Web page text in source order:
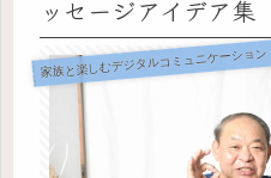
ッセージアイデア集
家族と楽しむデジタルコミュニケーション